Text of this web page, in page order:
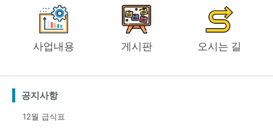
사업내용 게시판 오시는 길
공지사항
12월 급식표